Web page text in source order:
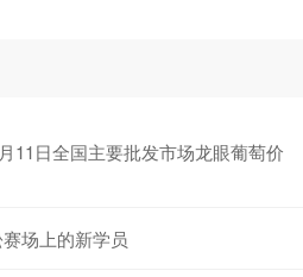
11日全国主要批发市场龙眼葡萄价
场上的新学员